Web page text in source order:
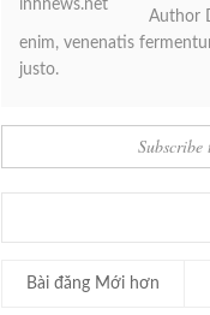
Author
enim, venenatis
justo.
Bài đăng Mới hơn